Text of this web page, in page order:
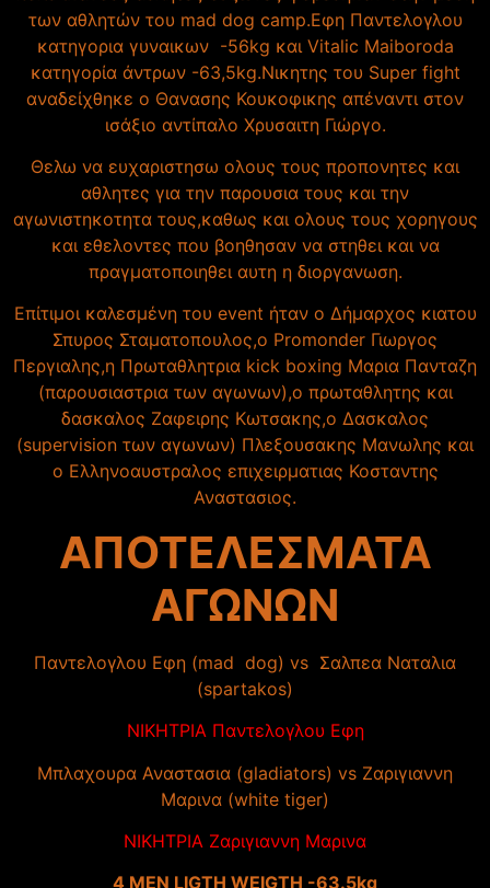
των αθλητών του mad dog camp.Εφη Παντελογλου
κατηγορια γυναικων -56kg και Vitalic Maiboroda
κατηγορία άντρων -63,5kg.Nικητης του Super fight
αναδείχθηκε ο Θανασης Κουκοφικης απέναντι στον
ισάξιο αντίπαλο Χρυσαιτη Γιώργο.
Θελω να ευχαριστησω ολους τους προπονητες και
αθλητες για την παρουσια τους και την
αγωνιστηκοτητα τους,καθως και ολους τους χορηγους
και εθελοντες που βοηθησαν να στηθει και να
πραγματοποιηθει αυτη η διοργανωση.
Επίτιμοι καλεσμένη του event ήταν ο Δήμαρχος κιατου
Σπυρος Σταματοπουλος,ο Promonder Γιωργος
Περγιαλης,η Πρωταθλητρια kick boxing Μαρια Πανταζη
(παρουσιαστρια των αγωνων),ο πρωταθλητης και
δασκαλος Zαφειρης Κωτσακης,o Δασκαλος
(supervision των αγωνων) Πλεξουσακης Μανωλης και
ο Ελληνοαυστραλος επιχειρματιας Κοσταντης
Αναστασιος.
ΑΠΟΤΕΛΕΣΜΑΤΑ
ΑΓΩΝΩΝ
Παντελογλου Εφη (mad dog) vs Σαλπεα Ναταλια
(spartakos)
ΝΙΚΗΤΡΙΑ Παντελογλου Εφη
Μπλαχουρα Αναστασια (gladiators) vs Ζαριγιαννη
Μαρινα (white tiger)
ΝΙΚΗΤΡΙΑ Ζαριγιαννη Μαρινα
4 MEN LIGTH WEIGTH -63.5kg